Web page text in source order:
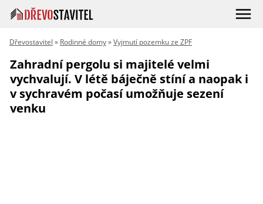
Dřevostavitel » Rodinné domy»Vyjmutí pozemku ze ZPF
Zahradní pergolu si majitelé velmi
vychvalují. V létě báječně stíní a naopak i
v sychravém počasí umožňuje sezení
venku